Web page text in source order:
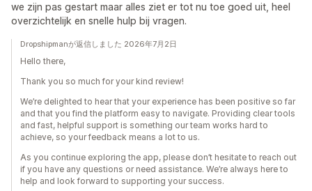
we zijn pas gestart maar alles ziet er tot nu toe goed uit, heel
overzichtelijk en snelle hulp bij vragen.
Dropshipmanが返信しました 2026年7月2日
Hello there,
Thank you so much for your kind review!
We’re delighted to hear that your experience has been positive so far
and that you find the platform easy to navigate. Providing clear tools
and fast, helpful support is something our team works hard to
achieve, so your feedback means a lot to us.
As you continue exploring the app, please don’t hesitate to reach out
if you have any questions or need assistance. We’re always here to
help and look forward to supporting your success.